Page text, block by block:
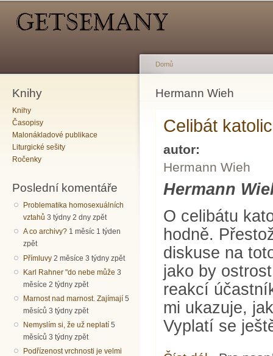
Knihy
Knihy
Časopisy
Malonákladové publikace
Liturgické sešity
Ročenky
Poslední komentáře
Problematika homosexuálních
vztahů 3 týdny 2 dny zpět
A co archivy? 1 měsíc 1 týden
zpět
Přímluvy 2 měsíce 3 týdny zpět
Karl Rahner "do nebe může 3
měsíce 2 týdny zpět
Marnost nad marnost. Zajímají 5
měsíců 3 týdny zpět
Nemyslím si, že už neplatí 5
měsíců 3 týdny zpět
Podřízenost vrchnosti je velmi
Jste zde
Domů
Hermann Wieh
Celibát
autor:
Hermann Wieh
Hermann
O celibátu
hodně.
diskuse na
jako by
reakcí
mi ukazuje,
Vyplatí se